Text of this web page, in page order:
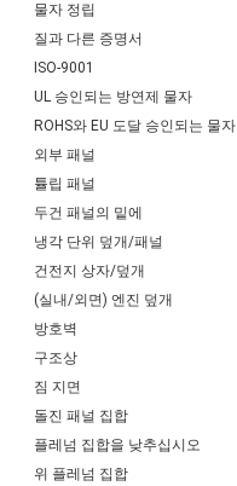
물자 정립
질과 다른 증명서
ISO-9001
UL 승인되는 방연제 물자
ROHS와 EU 도달 승인되는 물자
외부 패널
튤립 패널
두건 패널의 밑에
냉각 단위 덮개/패널
건전지 상자/덮개
(실내/외면) 엔진 덮개
방호벽
구조상
짐 지면
돌진 패널 집합
플레넘 집합을 낮추십시오
위 플레넘 집합